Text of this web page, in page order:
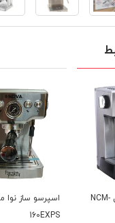
اسپرسو ساز نوا مدل NCM-
157 EXPS